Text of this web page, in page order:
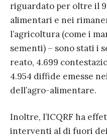
riguardato per oltre il
alimentari e nei
l’agricoltura (come i
sementi) – sono stati i
reato, 4.699
4.954 diffide emesse
dell’agro-alimentare.
Inoltre, l’ICQRF ha
interventi al di fuori